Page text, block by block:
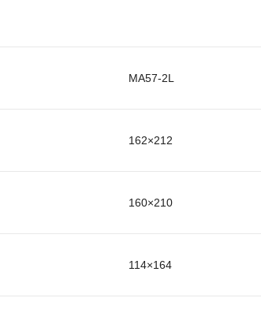
MA57-2L
162×212
160×210
114×164